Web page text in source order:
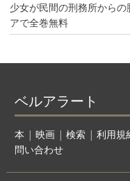
少女が民間の刑務所から
アで全巻無料
ベルアラート
本 | 映画| 検索| 利用規
問い合わせ